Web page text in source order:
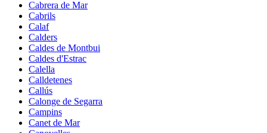
Cabrera de Mar
Cabrils
Calaf
Calders
Caldes de Montbui
Caldes d'Estrac
Calella
Calldetenes
Callús
Calonge de Segarra
Campins
Canet de Mar